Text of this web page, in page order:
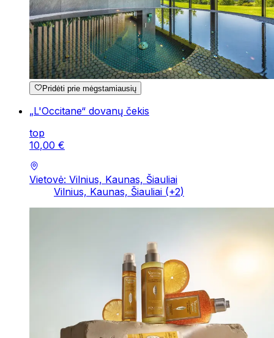
Pridėti prie mėgstamiausių
„L'Occitane“ dovanų čekis
top
10,00 €
Vietovė: Vilnius, Kaunas, Šiauliai
Vilnius, Kaunas, Šiauliai (+2)